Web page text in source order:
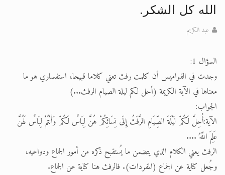
الله كل الشكر.
عبد الكريم
السؤال 1:
وجدت في القواميس أن كلمت رفث تعني كلاما قبيحا، استفساري هو ما
معناها في الآية الكريمة (أحل لكم ليلة الصيام الرفث...)
الجواب:
الآية:أُحِلَّ لَكُمْ لَيْلَةَ الصِّيَامِ الرَّفَثُ إِلَى نِسَائِكُمْ هُنَّ لِبَاسٌ لَكُمْ وَأَنْتُمْ لِبَاسٌ لَهُنَّ
عَلِمَ اللَّهُ ....
الرفث يعني الكلام الذي يتضمن ما يُستقبح ذكره من أمور الجماع ودواعيه،
وجُعل كناية عن الجماع (المفردات). فالرفث هنا كناية عن الجماع.